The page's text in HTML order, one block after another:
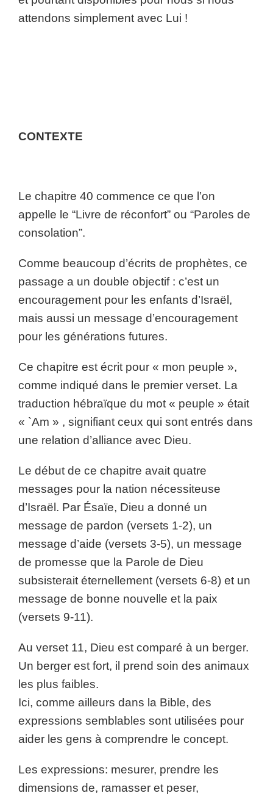
attendons simplement avec Lui !
CONTEXTE
Le chapitre 40 commence ce que l’on
appelle le “Livre de réconfort” ou “Paroles de
consolation”.
Comme beaucoup d’écrits de prophètes, ce
passage a un double objectif : c’est un
encouragement pour les enfants d’Israël,
mais aussi un message d’encouragement
pour les générations futures.
Ce chapitre est écrit pour « mon peuple »,
comme indiqué dans le premier verset. La
traduction hébraïque du mot « peuple » était
« `Am » , signifiant ceux qui sont entrés dans
une relation d’alliance avec Dieu.
Le début de ce chapitre avait quatre
messages pour la nation nécessiteuse
d’Israël. Par Ésaïe, Dieu a donné un
message de pardon (versets 1-2), un
message d’aide (versets 3-5), un message
de promesse que la Parole de Dieu
subsisterait éternellement (versets 6-8) et un
message de bonne nouvelle et la paix
(versets 9-11).
Au verset 11, Dieu est comparé à un berger.
Un berger est fort, il prend soin des animaux
les plus faibles.
Ici, comme ailleurs dans la Bible, des
expressions semblables sont utilisées pour
aider les gens à comprendre le concept.
Les expressions: mesurer, prendre les
dimensions de, ramasser et peser,